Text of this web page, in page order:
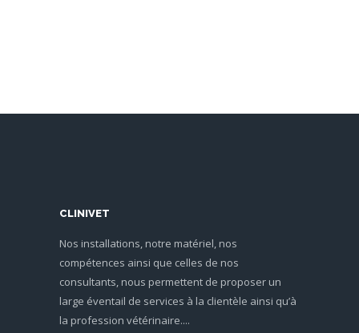
CLINIVET
Nos installations, notre matériel, nos
compétences ainsi que celles de nos
consultants, nous permettent de proposer un
large éventail de services à la clientèle ainsi qu’à
la profession vétérinaire....